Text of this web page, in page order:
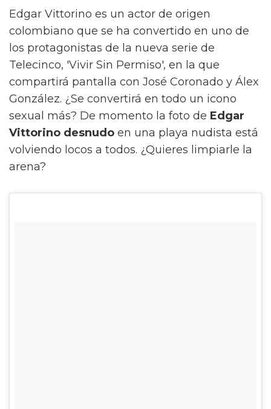
Edgar Vittorino es un actor de origen
colombiano que se ha convertido en uno de
los protagonistas de la nueva serie de
Telecinco, 'Vivir Sin Permiso', en la que
compartirá pantalla con José Coronado y Álex
González. ¿Se convertirá en todo un icono
sexual más? De momento la foto de Edgar
Vittorino desnudo en una playa nudista está
volviendo locos a todos. ¿Quieres limpiarle la
arena?